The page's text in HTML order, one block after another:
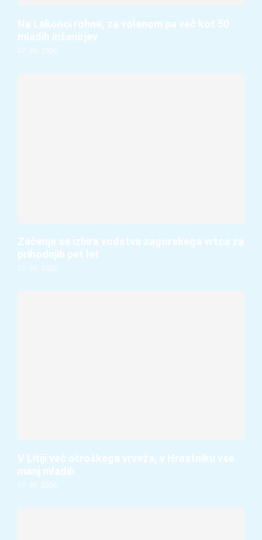
Na Lakonci rohne, za volanom pa več kot 50
mladih inženirjev
07. 08. 2026
Začenja se izbira vodstva zagorskega vrtca za
prihodnjih pet let
07. 08. 2026
V Litiji več otroškega vrveža, v Hrastniku vse
manj mladih
07. 08. 2026